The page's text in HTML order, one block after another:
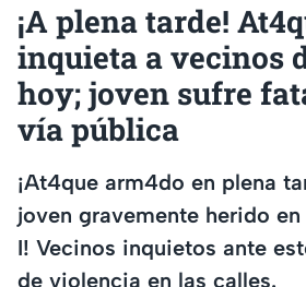
¡A plena tarde!
inquieta a vecinos
hoy; joven sufre
vía pública
¡At4que arm4do en plena
joven gravemente herido
I! Vecinos inquietos ante
de violencia en las calles.